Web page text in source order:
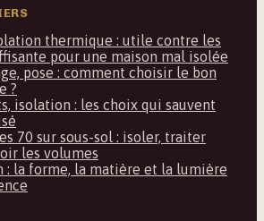
thermique : utile contre les
pour une maison mal isolée
pose : comment choisir le bon
?
isolation : les choix qui sauvent
70 sur sous-sol : isoler, traiter
les volumes
: la forme, la matière et la lumière